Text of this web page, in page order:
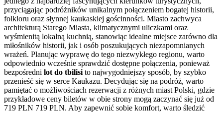
przyciągając podróżników unikalnym połączeniem bogatej historii,
folkloru oraz słynnej kaukaskiej gościnności. Miasto zachwyca
architekturą Starego Miasta, klimatycznymi uliczkami oraz
wyśmienitą lokalną kuchnią, stanowiąc idealne miejsce zarówno dla
miłośników historii, jak i osób poszukujących niezapomnianych
wrażeń. Planując wyprawę do tego niezwykłego regionu, warto
odpowiednio wcześnie sprawdzić dostępne połączenia, ponieważ
bezpośredni lot do tbilisi to najwygodniejszy sposób, by szybko
przenieść się w serce Kaukazu. Decydując się na podróż, warto
pamiętać o możliwościach rezerwacji z różnych miast Polski, gdzie
przykładowe ceny biletów w obie strony mogą zaczynać się już od
719 PLN 719 PLN. Aby zapewnić sobie komfort, warto śledzić